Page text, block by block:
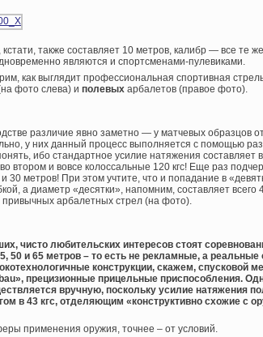
также составляет 10 метров, калибр — все те
являются и спортсменами-пулевиками.
как выглядит профессиональная спортивная
фото слева) и полевых арбалетов (правое фото).
различие явно заметно — у матчевых образцов
у них данный процесс выполняется с помощью
ибо стандартное усилие натяжения составляет
втором и вовсе колоссальные 120 кгс! Еще раз
30 метров! При этом учтите, что и попадание в
а диаметр «десятки», напомним, составляет всего
арбалетных стрел (на фото).
чисто любительских интересов стоят
50 и 65 метров – то есть не рекламные, а
конструкции, скажем, спусковой
прецизионные прицельные приспособления.
вручную, поскольку усилие натяжения
в 43 кгс, отделяющим «конструктивно схожие с
применения оружия, точнее – от условий.